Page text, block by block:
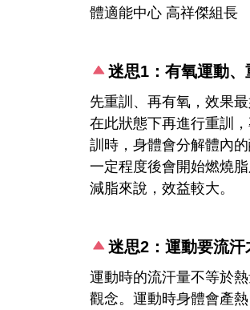
體適能中心 高祥傑組長
迷思1：有氧運動、
先重訓、再有氧，效果
在此狀態下再進行重訓
訓時，身體會分解體內
一定程度後會開始燃燒
減脂來說，效益較大。
迷思2：運動要流汗
運動時的流汗量不等於
觀念。運動時身體會產